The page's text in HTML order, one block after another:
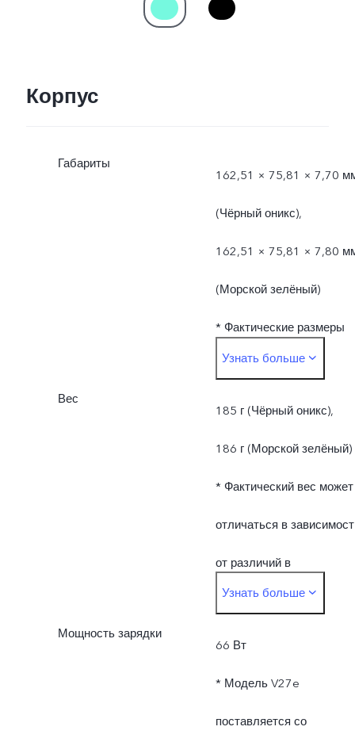
Корпус
Габариты
162,51 × 75,81 × 7,70
(Чёрный оникс ),
162,51 × 75,81 × 7,80
(Морской зелёный)
* Фактические размеры
могут отличаться в
зависимости от различий
в производственных
процессах, способе
используемых
материалах.
Узнать больше
Вес
185 г (Чёрный оникс),
186 г (Морской зелёный)
* Фактический вес может
отличаться в
от различий в
производственных
процессах, способе
измерения и
Узнать больше
Мощность зарядки
66 Вт
* Модель V27e
поставляется со